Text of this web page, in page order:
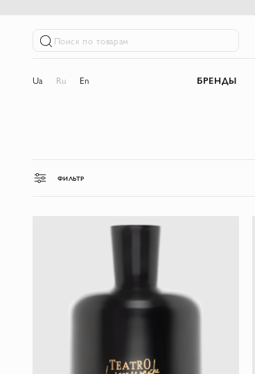
Поиск по товарам
Ua Ru En БРЕНДЫ
ФИЛЬТР